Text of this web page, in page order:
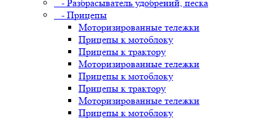
- Разбрасыватель удобрений, песка
- Прицепы
Моторизированные тележки
Прицепы к мотоблоку
Прицепы к трактору
Моторизированные тележки
Прицепы к мотоблоку
Прицепы к трактору
Моторизированные тележки
Прицепы к мотоблоку